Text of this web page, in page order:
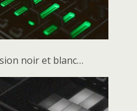
noir et blanc…